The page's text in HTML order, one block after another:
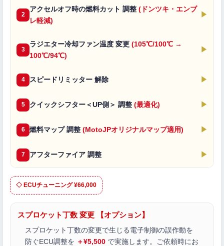
2
アクセルオフ時の燃料カット 調整 (ドンツキ・エンブ
レ軽減)
▶
3
ラジエター冷却ファン温度 変更 (105℃/100℃ →
100℃/94℃)
▶
4 スピードリミッター 解除 ▶
5 クイックシフター＜UP側＞ 調整 (最適化) ▶
6 燃料マップ 調整 (MotoJPオリジナルマップ適用) ▶
7 アフターファイア 調整 ▶
◇ ECUチューニング ¥66,000
スプロケット丁数 変更 【オプション】
スプロケット丁数の変更で生じる電子制御の誤作動を
防ぐECU調整を ＋¥5,500 で実施します。ご依頼時にお